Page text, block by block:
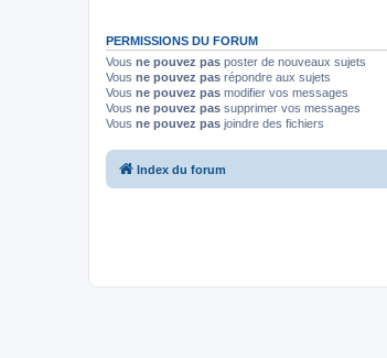
PERMISSIONS DU FORUM
Vous ne pouvez pas poster de nouveaux sujets
Vous ne pouvez pas répondre aux sujets
Vous ne pouvez pas modifier vos messages
Vous ne pouvez pas supprimer vos messages
Vous ne pouvez pas joindre des fichiers
Index du forum